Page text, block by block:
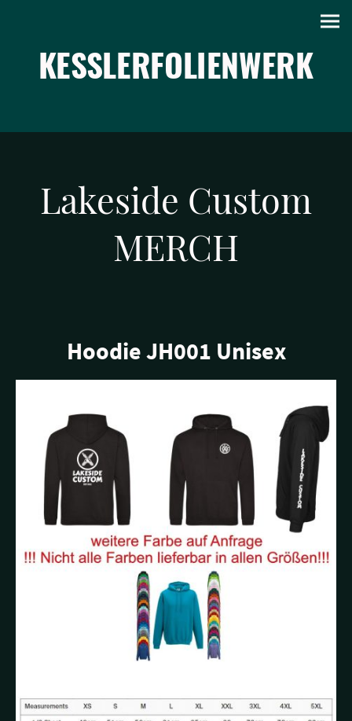
KESSLERFOLIENWERK
Lakeside Custom
MERCH
Hoodie JH001 Unisex